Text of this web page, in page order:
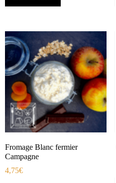
Fromage Blanc fermier
Campagne
4,75€